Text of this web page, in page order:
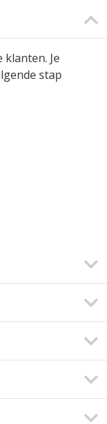
Je
stap